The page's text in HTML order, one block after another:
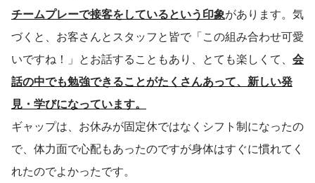
チームプレーで接客をしているという印象があります。気
づくと、お客さんとスタッフと皆で「この組み合わせ可愛
いですね！」とお話することもあり、とても楽しくて、 会
話の中でも勉強できることがたくさんあって、新しい発
見・学びになっています。
ギャップは、お休みが固定休ではなくシフト制になったの
で、体力面で心配もあったのですが身体はすぐに慣れてく
れたのでよかったです。